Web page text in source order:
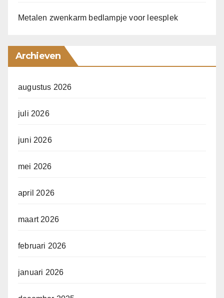
Metalen zwenkarm bedlampje voor leesplek
Archieven
augustus 2026
juli 2026
juni 2026
mei 2026
april 2026
maart 2026
februari 2026
januari 2026